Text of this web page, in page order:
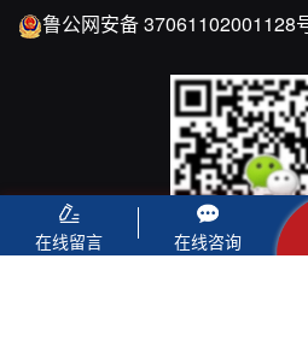
鲁公网安备 37061102001128
在线留言 在线咨询